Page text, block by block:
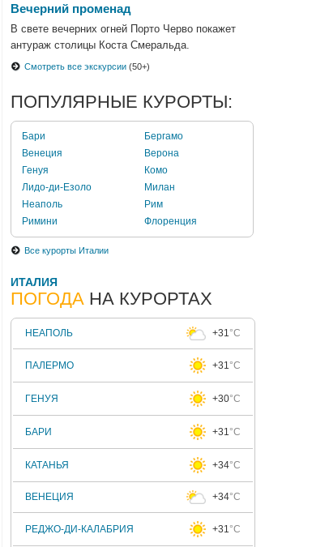
Вечерний променад
В свете вечерних огней Порто Черво покажет
антураж столицы Коста Смеральда.
Смотреть все экскурсии (50+)
ПОПУЛЯРНЫЕ КУРОРТЫ:
Бари
Бергамо
Венеция
Верона
Генуя
Комо
Лидо-ди-Езоло
Милан
Неаполь
Рим
Римини
Флоренция
Все курорты Италии
ИТАЛИЯ
ПОГОДА НА КУРОРТАХ
НЕАПОЛЬ +31°C
ПАЛЕРМО +31°C
ГЕНУЯ +30°C
БАРИ +31°C
КАТАНЬЯ +34°C
ВЕНЕЦИЯ +34°C
РЕДЖО-ДИ-КАЛАБРИЯ +31°C